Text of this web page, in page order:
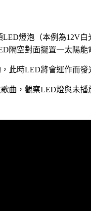
燈泡（本例為12V
隔空對面擺置一太陽
此時LED將會運作而發
曲，觀察LED燈與未